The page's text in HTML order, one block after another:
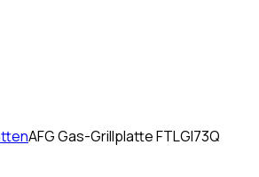
AFG Gas-Grillplatte FTLGI73Q